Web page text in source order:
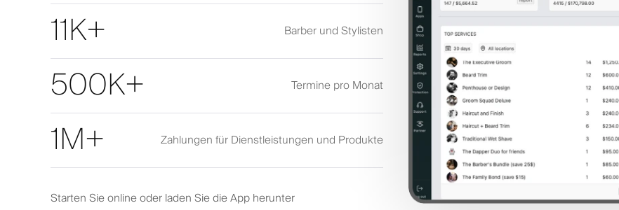
11K+ Barber und Stylisten
500K+ Termine pro Monat
1M+ Zahlungen für Dienstleistungen und Produkte
Starten Sie online oder laden Sie die App herunter